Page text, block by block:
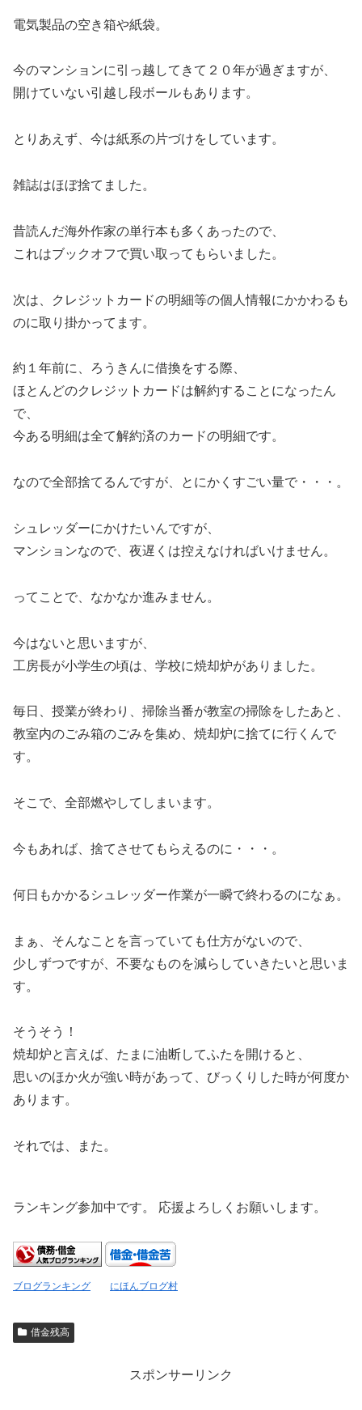
電気製品の空き箱や紙袋。
今のマンションに引っ越してきて２０年が過ぎますが、
開けていない引越し段ボールもあります。
とりあえず、今は紙系の片づけをしています。
雑誌はほぼ捨てました。
昔読んだ海外作家の単行本も多くあったので、
これはブックオフで買い取ってもらいました。
次は、クレジットカードの明細等の個人情報にかかわるも
のに取り掛かってます。
約１年前に、ろうきんに借換をする際、
ほとんどのクレジットカードは解約することになったん
で、
今ある明細は全て解約済のカードの明細です。
なので全部捨てるんですが、とにかくすごい量で・・・。
シュレッダーにかけたいんですが、
マンションなので、夜遅くは控えなければいけません。
ってことで、なかなか進みません。
今はないと思いますが、
工房長が小学生の頃は、学校に焼却炉がありました。
毎日、授業が終わり、掃除当番が教室の掃除をしたあと、
教室内のごみ箱のごみを集め、焼却炉に捨てに行くんで
す。
そこで、全部燃やしてしまいます。
今もあれば、捨てさせてもらえるのに・・・。
何日もかかるシュレッダー作業が一瞬で終わるのになぁ。
まぁ、そんなことを言っていても仕方がないので、
少しずつですが、不要なものを減らしていきたいと思いま
す。
そうそう！
焼却炉と言えば、たまに油断してふたを開けると、
思いのほか火が強い時があって、びっくりした時が何度か
あります。
それでは、また。
ランキング参加中です。 応援よろしくお願いします。
ブログランキング にほんブログ村
借金残高
スポンサーリンク